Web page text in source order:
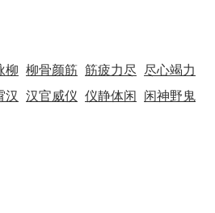
柳 柳骨颜筋 筋疲力尽 尽心竭力
汉 汉官威仪 仪静体闲
闲神野鬼